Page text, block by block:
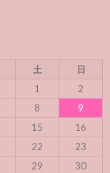
土
日
1
2
8
9
15
16
22
23
29
30